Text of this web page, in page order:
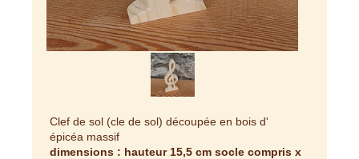
Clef de sol (cle de sol) découpée en bois d'
épicéa massif
dimensions : hauteur 15,5 cm socle compris x